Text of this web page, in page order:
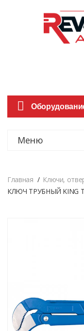
Меню
Главная
Ключи,
КЛЮЧ ТРУБНЫЙ KING